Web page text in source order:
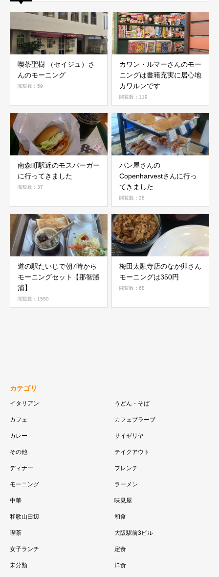
喫茶聖樹 （セイジュ）さ
んのモーニング
閲覧数：59
カワン・ルマーさんのモー
ニングは書籍充実に居心地
カワルンです
閲覧数：119
南森町駅近のモスバーガー
に行ってきました
閲覧数：37
パン屋さんの
Copenharvestさんに行っ
てきました
閲覧数：28
道の駅たいじで朝7時から
モーニングセット【那智勝
浦】
閲覧数：1550
梅田太融寺店のなか卯さん
モーニングは350円
閲覧数：68
カテゴリ
イタリアン うどん・そば
カフェ カフェブラーブ
カレー サイゼリヤ
その他 テイクアウト
ディナー フレンチ
モーニング ラーメン
中華 味見屋
和歌山田辺 和食
喫茶 大阪駅前3ビル
女子ランチ 定食
未分類 洋食